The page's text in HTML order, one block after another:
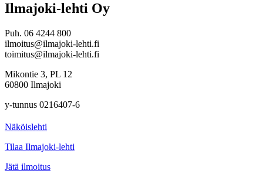
Ilmajoki-lehti Oy
Puh. 06 4244 800
ilmoitus@ilmajoki-lehti.fi
toimitus@ilmajoki-lehti.fi
Mikontie 3, PL 12
60800 Ilmajoki
y-tunnus 0216407-6
Näköislehti
Tilaa Ilmajoki-lehti
Jätä ilmoitus